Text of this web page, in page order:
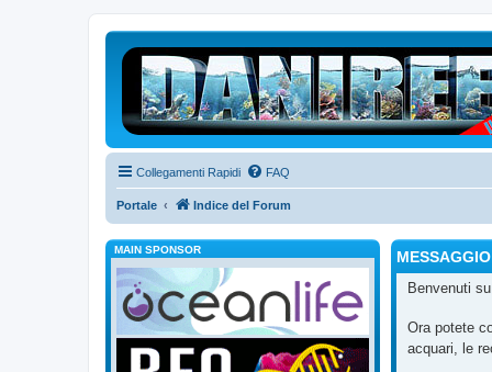
Collegamenti Rapidi FAQ
Portale Indice del Forum
Benvenuti su
Ora potete
acquari, le
MAIN SPONSOR